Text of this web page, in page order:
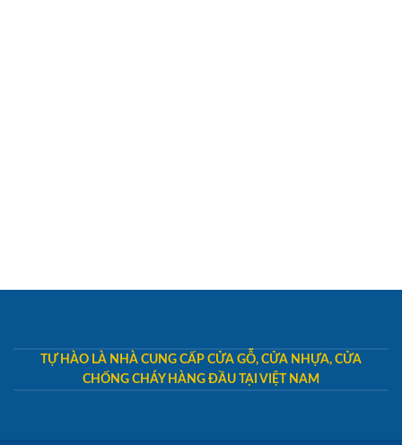
TỰ HÀO LÀ NHÀ CUNG CẤP CỬA GỖ, CỬA NHỰA, CỬA
CHỐNG CHÁY HÀNG ĐẦU TẠI VIỆT NAM